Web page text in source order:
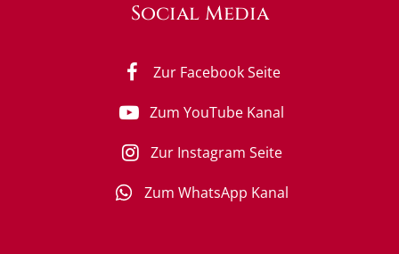
Social Media
Zur Facebook Seite
Zum YouTube Kanal
Zur Instagram Seite
Zum WhatsApp Kanal